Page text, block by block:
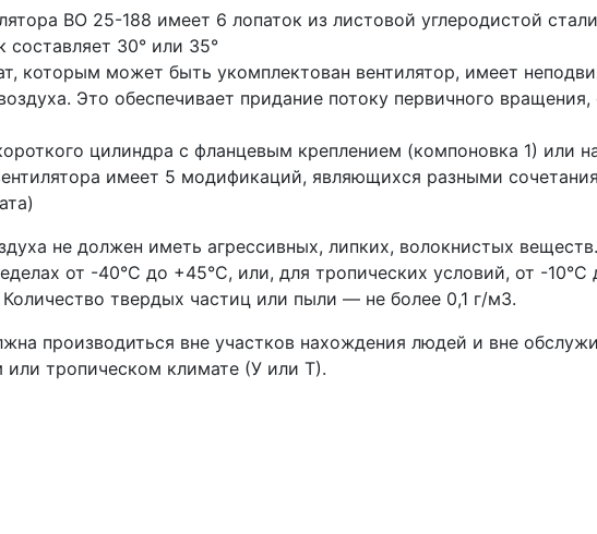
ВО 25-188 имеет 6 лопаток из листовой углеродистой
составляет 30° или 35°
которым может быть укомплектован вентилятор, имеет
Это обеспечивает придание потоку первичного
цилиндра с фланцевым креплением (компоновка 1) или
имеет 5 модификаций, являющихся разными
не должен иметь агрессивных, липких, волокнистых
от -40°С до +45°С, или, для тропических условий, от -
твердых частиц или пыли — не более 0,1 г/м3.
производиться вне участков нахождения людей и вне
тропическом климате (У или Т).